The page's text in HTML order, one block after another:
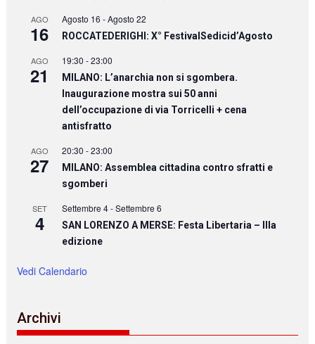
AGO
16
Agosto 16 -Agosto 22
ROCCATEDERIGHI: X° FestivalSedicid’Agosto
AGO
21
19:30 -23:00
MILANO: L’anarchia non si sgombera.
Inaugurazione mostra sui 50 anni
dell’occupazione di via Torricelli + cena
antisfratto
AGO
27
20:30 -23:00
MILANO: Assemblea cittadina contro sfratti e
sgomberi
SET
4
Settembre 4-Settembre 6
SAN LORENZO A MERSE: Festa Libertaria – IIIa
edizione
Vedi Calendario
Archivi